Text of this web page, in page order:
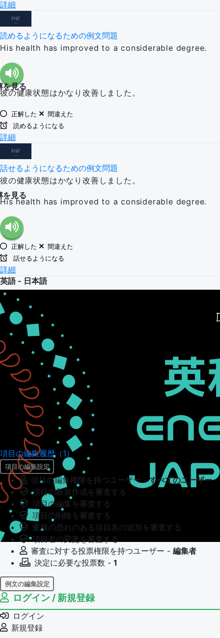
詳細
読めるようになるための例文問題
His health has improved to a considerable degree.
を見る
彼の健康状態はかなり改善しました。
正解した
間違えた
読めるようになる
詳細
話せるようになるための例文問題
彼の健康状態はかなり改善しました。
を見る
His health has improved to a considerable degree.
正解した
間違えた
話せるようになる
詳細
英語 - 日本語
項目の編集履歴（1）
項目の編集設定
項目の編集権限を持つユーザー -すべてのユーザー
項目の新規作成を審査する
項目の編集を審査する
項目の削除を審査する
重複の恐れのある項目名の追加を審査する
項目名の変更を審査する
審査に対する投票権限を持つユーザー - 編集者
決定に必要な投票数 - 1
例文の編集設定
例文の編集権限を持つユーザー -
例文の編集を審査する
例文の削除を審査する
審査に対する投票権限を持つユーザー -
ログイン / 新規登録
ログイン
新規登録